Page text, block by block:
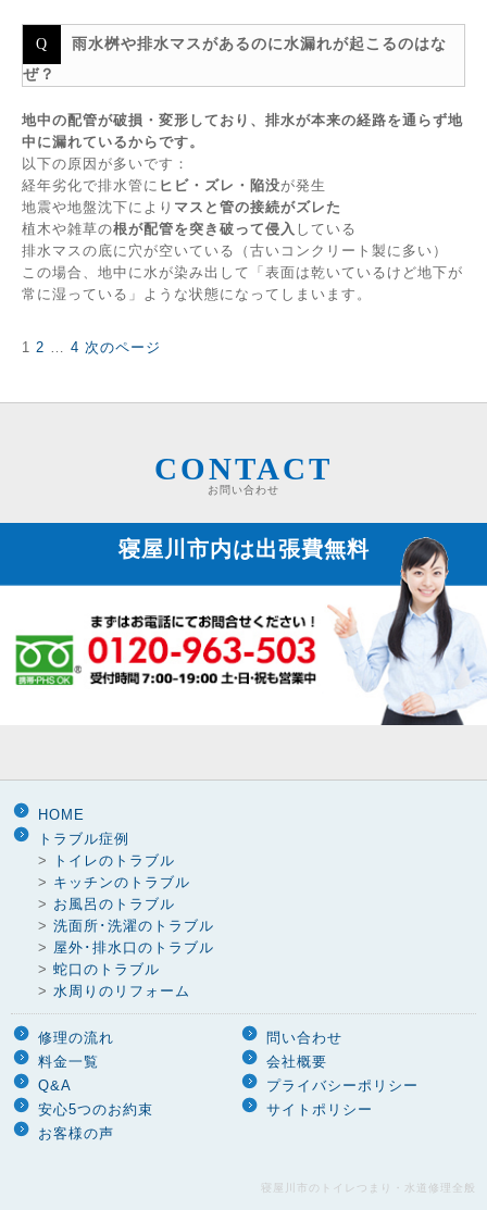
雨水桝や排水マスがあるのに水漏れが起こるのはな
ぜ？
地中の配管が破損・変形しており、排水が本来の経路を通らず地
中に漏れているからです。
以下の原因が多いです：
経年劣化で排水管に ヒビ・ズレ・陥没が発生
地震や地盤沈下により マスと管の接続がズレた
植木や雑草の根が配管を突き破って侵入 している
排水マスの底に穴が空いている（古いコンクリート製に多い）
この場合、地中に水が染み出して「表面は乾いているけど地下が
常に湿っている」ような状態になってしまいます。
投固
1 固
2 … 固
4 次のページ
CONTACT
お問い合わせ
寝屋川市内は出張費無料
HOME
トラブル症例
>
トイレのトラブル
> キッチンのトラブル
> お風呂のトラブル
> 洗面所･洗濯のトラブル
> 屋外･排水口のトラブル
> 蛇口のトラブル
> 水周りのリフォーム
修理の流れ
料金一覧
Q&A
安心5つのお約束
お客様の声
問い合わせ
会社概要
プライバシーポリシー
サイトポリシー
寝屋川市のトイレつまり・水道修理全般